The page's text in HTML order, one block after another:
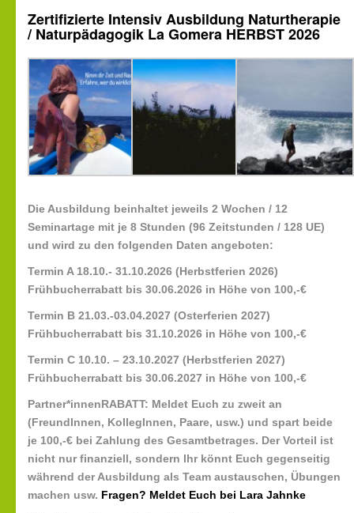
Zertifizierte Intensiv Ausbildung Naturtherapie
/ Naturpädagogik La Gomera HERBST 2026
Die Ausbildung beinhaltet jeweils 2 Wochen / 12
Seminartage mit je 8 Stunden (96 Zeitstunden / 128 UE)
und wird zu den folgenden Daten angeboten:
Termin A 18.10.- 31.10.2026 (Herbstferien 2026)
Frühbucherrabatt bis 30.06.2026 in Höhe von 100,-€
Termin B 21.03.-03.04.2027 (Osterferien 2027)
Frühbucherrabatt bis 31.10.2026 in Höhe von 100,-€
Termin C 10.10. – 23.10.2027 (Herbstferien 2027)
Frühbucherrabatt bis 30.06.2027 in Höhe von 100,-€
Partner*innenRABATT: Meldet Euch zu zweit an
(FreundInnen, KollegInnen, Paare, usw.) und spart beide
je 100,-€ bei Zahlung des Gesamtbetrages. Der Vorteil ist
nicht nur finanziell, sondern Ihr könnt Euch gegenseitig
während der Ausbildung als Team austauschen, Übungen
machen usw. Fragen? Meldet Euch bei Lara Jahnke